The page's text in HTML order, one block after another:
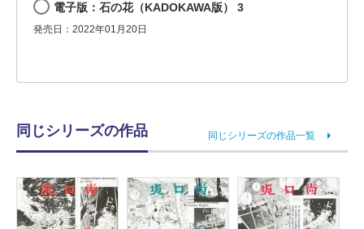
電子版：石の花（KADOKAWA版） 3
発売日：2022年01月20日
同じシリーズの作品 同じシリーズの作品一覧